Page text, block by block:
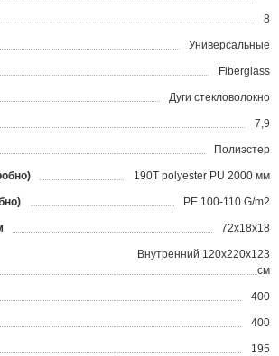
8
Универсальные
Fiberglass
Дуги стекловолокно
7,9
Полиэстер
190T polyester PU 2000 мм
РЕ 100-110 G/m2
72x18x18
Внутренний 120x220x123
см
400
400
195